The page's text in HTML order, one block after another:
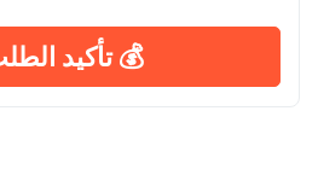
💰 تأكيد الطلب 💰